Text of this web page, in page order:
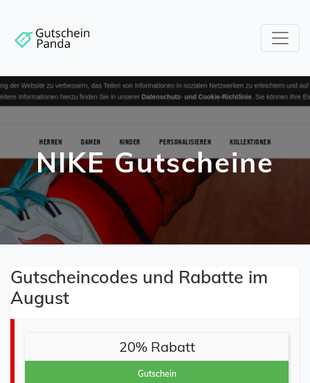
NIKE Gutscheine
Gutscheincodes und Rabatte im
August
20% Rabatt
Gutschein